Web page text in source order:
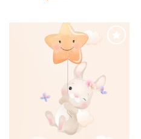
Adaugă
favorite